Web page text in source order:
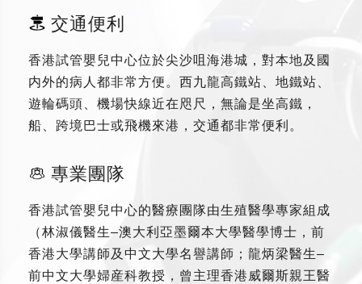
交通便利
香港試管嬰兒中心位於尖沙咀海港城，對本地及國
内外的病人都非常方便。西九龍高鐵站、地鐵站、
遊輪碼頭、機場快線近在咫尺，無論是坐高鐵，
船、跨境巴士或飛機來港，交通都非常便利。
專業團隊
香港試管嬰兒中心的醫療團隊由生殖醫學專家組成
（林淑儀醫生–澳大利亞墨爾本大學醫學博士，前
香港大學講師及中文大學名譽講師；龍炳梁醫生–
前中文大學婦産科教授，曾主理香港威爾斯親王醫